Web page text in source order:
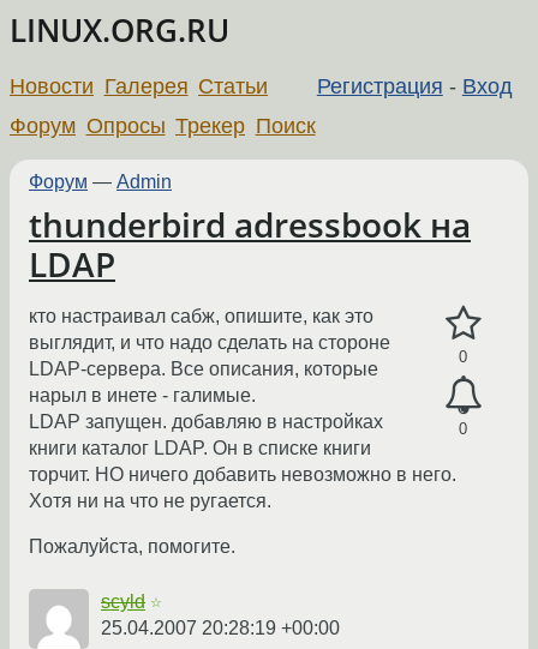
LINUX.ORG.RU
Регистрация - Вход
Новости Галерея Статьи
Форум Опросы Трекер Поиск
Форум — Admin
thunderbird adressbook на
LDAP
0
0
кто настраивал сабж, опишите, как это
выглядит, и что надо сделать на стороне
LDAP-сервера. Все описания, которые
нарыл в инете - галимые.
LDAP запущен. добавляю в настройках
книги каталог LDAP. Он в списке книги
торчит. НО ничего добавить невозможно в него.
Хотя ни на что не ругается.
Пожалуйста, помогите.
scyld ☆
25.04.2007 20:28:19 +00:00